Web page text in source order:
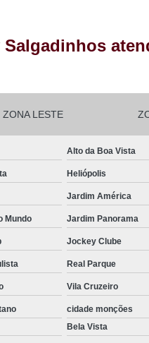
ZONA LESTE
Alto da Boa Vista
Heliópolis
Jardim América
Mundo Jardim Panorama
Jockey Clube
Real Parque
Vila Cruzeiro
cidade monções
Bela Vista